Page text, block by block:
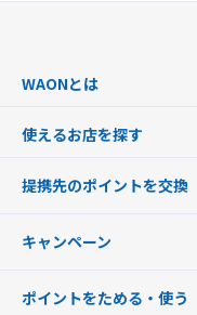
WAONとは
WAONを申込む
インターネット上でのお買
使えるお店を探す
店舗検索
イオン銀行ATM設置場所
提携先のポイントを交換
キャンペーン
ポイントをためる・使う